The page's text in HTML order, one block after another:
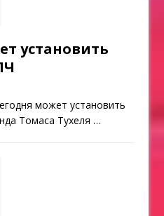
установить
может установить
Томаса Тухеля…